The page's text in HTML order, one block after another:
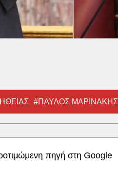
#ΠΑΥΛΟΣ ΜΑΡΙΝΑΚΗΣ
πηγή στη Google